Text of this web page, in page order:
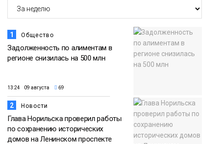
1 Общество
Задолженность по алиментам в
регионе снизилась на 500 млн
13:24 09 августа 69
2 Новости
Глава Норильска проверил работы
по сохранению исторических
домов на Ленинском проспекте